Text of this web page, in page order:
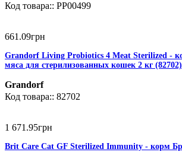
PP00499
661 .09грн
Grandorf Living Probiotics 4 Meat Sterilized -
мяса для стерилизованных кошек 2 кг (82702)
Grandorf
82702
1 671 .95грн
Brit Care Cat GF Sterilized Immunity - корм